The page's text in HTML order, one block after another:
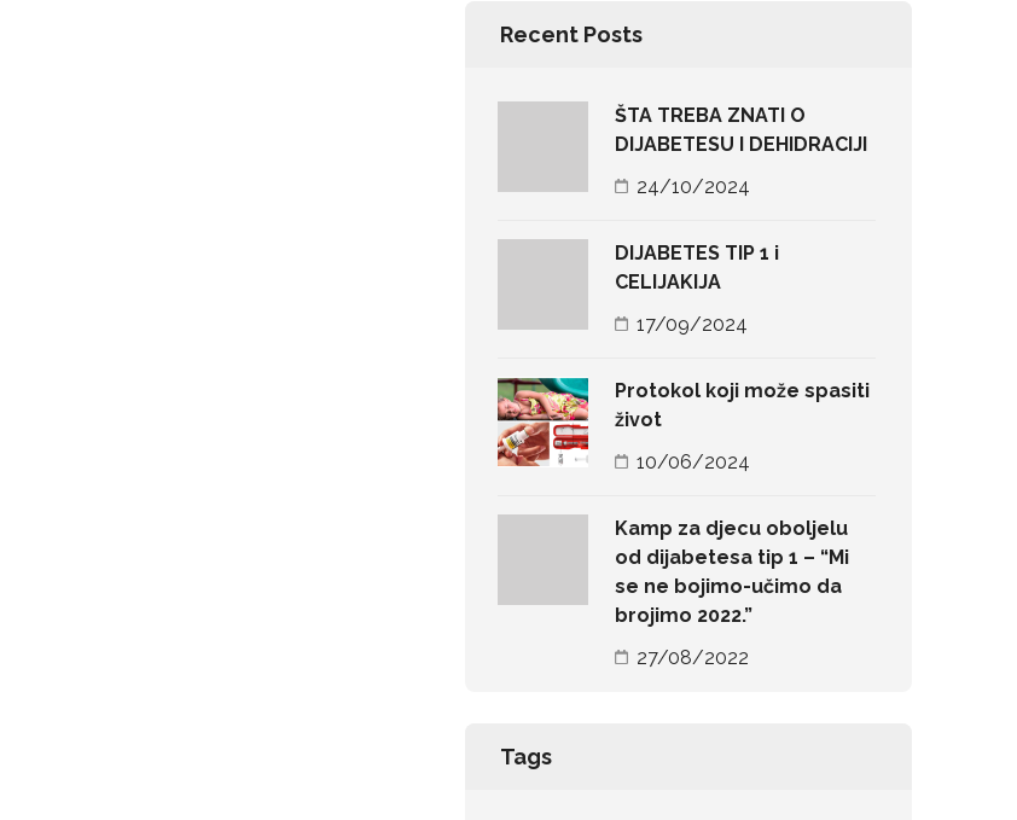
Recent Posts
ŠTA TREBA ZNATI O
DIJABETESU I DEHIDRACIJI
24/10/2024
DIJABETES TIP 1 i
CELIJAKIJA
17/09/2024
Protokol koji može spasiti
život
10/06/2024
Kamp za djecu oboljelu
od dijabetesa tip 1 – “Mi
se ne bojimo-učimo da
brojimo 2022.”
27/08/2022
Tags